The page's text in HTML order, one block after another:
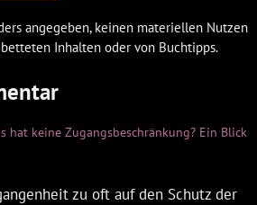
angegeben, keinen materiellen Nutzen
Inhalten oder von Buchtipps.
hat keine Zugangsbeschränkung? Ein Blick
zu oft auf den Schutz der